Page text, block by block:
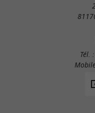
Tél. :